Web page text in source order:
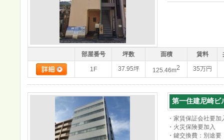
部屋番号 坪数 面積 賃料
1F 37.95坪 125.46m2 35万円
第一住建尼崎ビ
・家賃保証会社要加
・火災保険要加入
・鍵交換費：別途要